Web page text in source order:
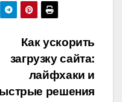
Как ускорить
загрузку сайта:
лайфхаки и
решения